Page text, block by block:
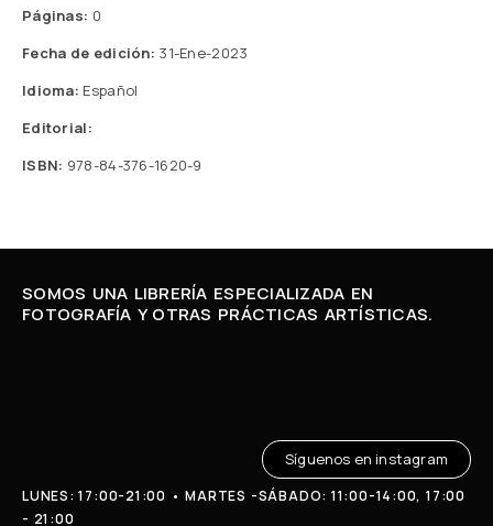
Páginas: 0
Fecha de edición: 31-Ene-2023
Idioma: Español
Editorial:
ISBN: 978-84-376-1620-9
SOMOS UNA LIBRERÍA ESPECIALIZADA EN
FOTOGRAFÍA Y OTRAS PRÁCTICAS ARTÍSTICAS.
LUNES: 17:00-21:00 • MARTES -SÁBADO: 11:00-14:00, 17:00
- 21:00
Síguenos en instagram